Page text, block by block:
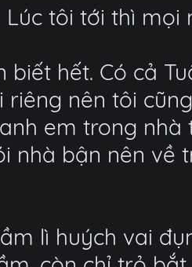
tôi tới thì mọi
hết. Có cả
nên tôi
em trong nhà
nhà bận nên về
lì huých vai